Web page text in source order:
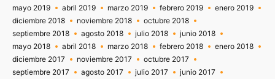
mayo 2019
abril 2019 marzo 2019 febrero 2019
enero 2019
diciembre 2018
noviembre 2018
octubre 2018
septiembre 2018
agosto 2018 julio 2018
junio 2018
mayo 2018
abril 2018 marzo 2018 febrero 2018
enero 2018
diciembre 2017
noviembre 2017
octubre 2017
septiembre 2017
agosto 2017 julio 2017
junio 2017